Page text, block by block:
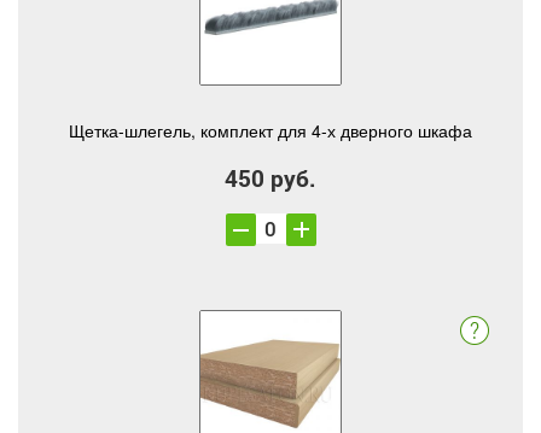
Щетка-шлегель, комплект для 4-х дверного шкафа
450 руб.